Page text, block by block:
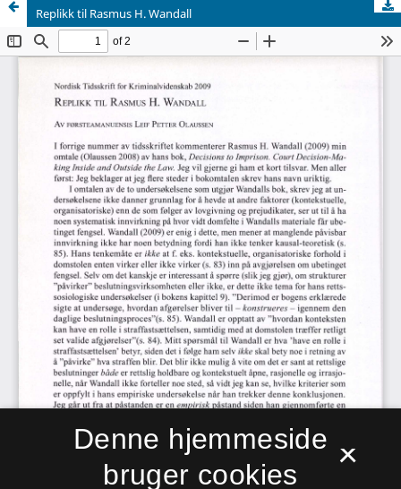
Replikk til Rasmus H. Wandall
×
Denne hjemmeside
bruger cookies